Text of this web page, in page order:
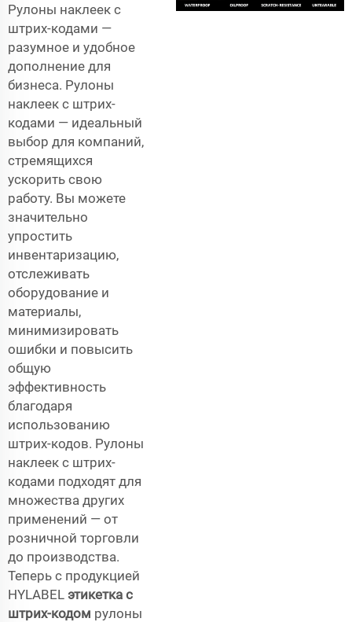
Рулоны наклеек с
штрих-кодами —
разумное и удобное
дополнение для
бизнеса. Рулоны
наклеек с штрих-
кодами — идеальный
выбор для компаний,
стремящихся
ускорить свою
работу. Вы можете
значительно
упростить
инвентаризацию,
отслеживать
оборудование и
материалы,
минимизировать
ошибки и повысить
общую
эффективность
благодаря
использованию
штрих-кодов. Рулоны
наклеек с штрих-
кодами подходят для
множества других
применений — от
розничной торговли
до производства.
Теперь с продукцией
HYLABEL этикетка с
штрих-кодом рулоны